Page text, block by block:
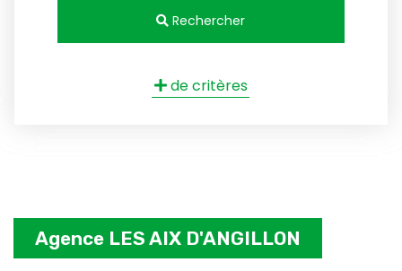
Rechercher
de critères
Agence LES AIX D'ANGILLON